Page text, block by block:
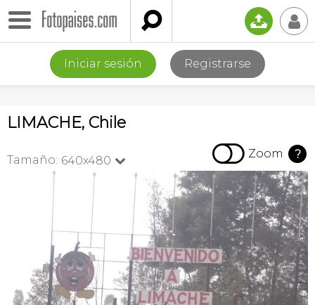
 📤 👤
Iniciar sesión Registrarse
LIMACHE, Chile
Tamaño: 640x480   Zoom ?